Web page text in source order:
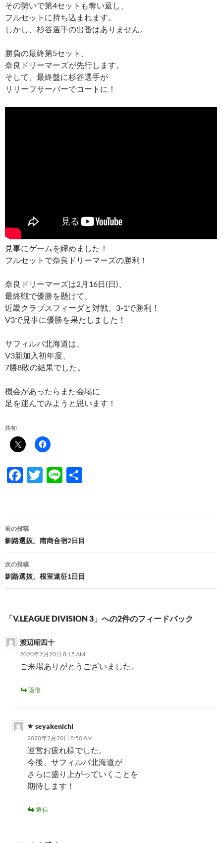
その勢いで第4セットも奪い返し、
フルセットに持ち込まれます。
しかし、杉谷選手の出番はありません。
勝負の最終第5セット、
奈良ドリーマーズが先行します。
そして、最終盤に杉谷選手が
リリーフサーバーでコートに！
見事にゲームを締めました！
フルセットで奈良ドリーマーズの勝利！
奈良ドリーマーズは2月16日(日)、
最終戦で優勝を懸けて、
近畿クラブスフィーダと対戦、3-1で勝利！
V3で見事に優勝を果たしました！
サフィルバ北海道は、
V3新加入初年度、
7勝8敗の結果でした。
機会があったらまた会場に
足を運んでみようと思います！
共有:
F
b
o
o
k
T
er
Li
投
稿
ナ
ビ
ゲ
ー
ョ
前の投稿
釧路選抜、南商合宿2日目
次の投稿
釧路選抜、根室遠征1日目
「V.LEAGUE DIVISION 3」への2件のフィードバック
渡辺昭四十
2020年2月20日 8:15 AM
ご来場ありがとうございました。
返信
seyakenichi
2020年2月20日 8:50 AM
運営お疲れ様でした。
今後、サフィルバ北海道が
さらに盛り上がっていくことを
期待します！
返信